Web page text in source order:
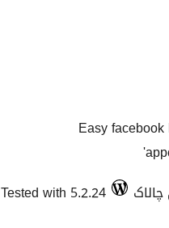
Easy
Tested with 5.2.24